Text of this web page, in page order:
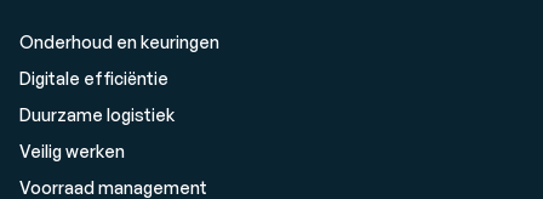
Onderhoud en keuringen
Digitale efficiëntie
Duurzame logistiek
Veilig werken
Voorraad management